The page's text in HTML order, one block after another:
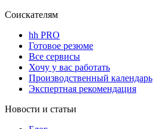
Соискателям
hh PRO
Готовое резюме
Все сервисы
Хочу у вас работать
Производственный календарь
Экспертная рекомендация
Новости и статьи